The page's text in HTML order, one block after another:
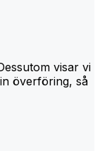
visar vi
överföring, så